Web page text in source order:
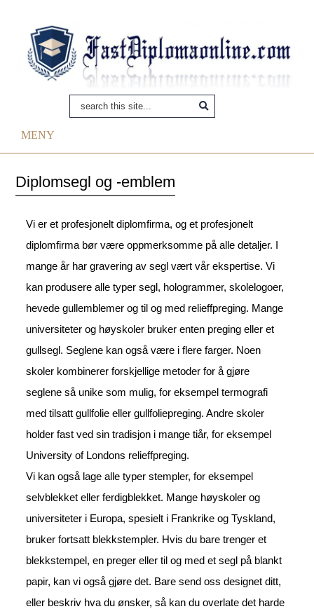
MENY
Diplomsegl og -emblem
Vi er et profesjonelt diplomfirma, og et profesjonelt
diplomfirma bør være oppmerksomme på alle detaljer. I
mange år har gravering av segl vært vår ekspertise. Vi
kan produsere alle typer segl, hologrammer, skolelogoer,
hevede gullemblemer og til og med relieffpreging. Mange
universiteter og høyskoler bruker enten preging eller et
gullsegl. Seglene kan også være i flere farger. Noen
skoler kombinerer forskjellige metoder for å gjøre
seglene så unike som mulig, for eksempel termografi
med tilsatt gullfolie eller gullfoliepreging. Andre skoler
holder fast ved sin tradisjon i mange tiår, for eksempel
University of Londons relieffpreging.
Vi kan også lage alle typer stempler, for eksempel
selvblekket eller ferdigblekket. Mange høyskoler og
universiteter i Europa, spesielt i Frankrike og Tyskland,
bruker fortsatt blekkstempler. Hvis du bare trenger et
blekkstempel, en preger eller til og med et segl på blankt
papir, kan vi også gjøre det. Bare send oss designet ditt,
eller beskriv hva du ønsker, så kan du overlate det harde